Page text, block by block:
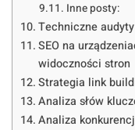
Inne posty:
Techniczne
SEO na
widoczności stron
Strategia link
Analiza słów
Analiza